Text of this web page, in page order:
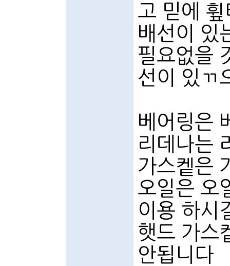
고 믿에
배선이 있
필요없을
선이 있ㄲ
베어링은
리데나는
가스켙은
오일은 오
이용 하시
햇드 가스
안됩니다